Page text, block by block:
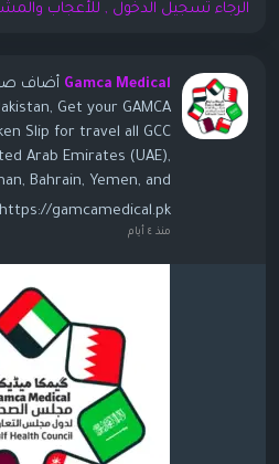
الرجاء تسجيل الدخول , للأعجاب
Gamca Medical أضاف
Get your GAMCA
Slip for travel all GCC
Arab Emirates (UAE),
Bahrain, Yemen, and
gamcamedical.pk/
منذ ٤ أيام